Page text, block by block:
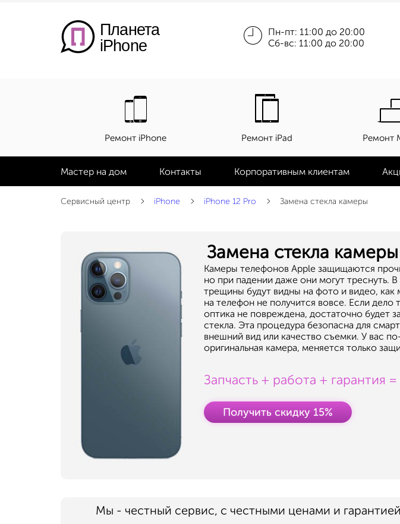
Планета
iPhone
Пн-пт: 11:00 до 20:00
Сб-вс: 11:00 до 20:00
Ремонт iPhone Ремонт iPad Ремонт
Мастер на дом Контакты Корпоративным клиентам
Сервисный центр iPhone iPhone 12 Pro Замена стекла камеры
Замена стекла
Камеры телефонов Apple защищаются
но при падении даже они могут треснуть.
трещины будут видны на фото и видео, как
на телефон не получится вовсе. Если дело
оптика не повреждена, достаточно будет
стекла. Эта процедура безопасна для
внешний вид или качество съемки. У вас
оригинальная камера, меняется только
Запчасть + работа + гарантия =
Получить скидку 15%
Мы - честный сервис, с честными ценами и